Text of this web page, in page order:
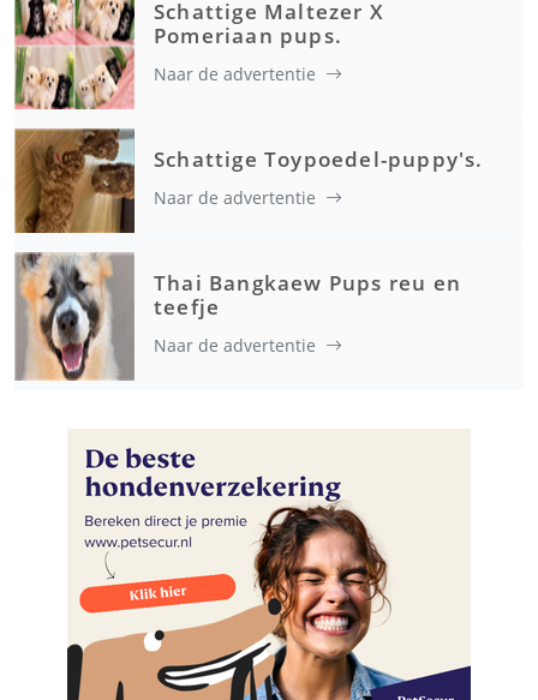
Schattige Maltezer X
Pomeriaan pups.
Naar de advertentie
Schattige Toypoedel-puppy's.
Naar de advertentie
Thai Bangkaew Pups reu en
teefje
Naar de advertentie